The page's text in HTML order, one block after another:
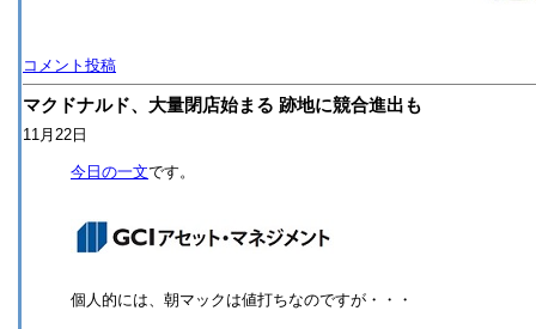
コメント投稿
マクドナルド、大量閉店始まる 跡地に競合進出も
11月22日
今日の一文です。
個人的には、朝マックは値打ちなのですが・・・